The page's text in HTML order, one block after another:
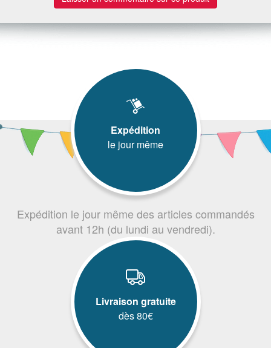
Expédition
le jour même
Expédition le jour même des articles commandés
avant 12h (du lundi au vendredi).
Livraison gratuite
dès 80€